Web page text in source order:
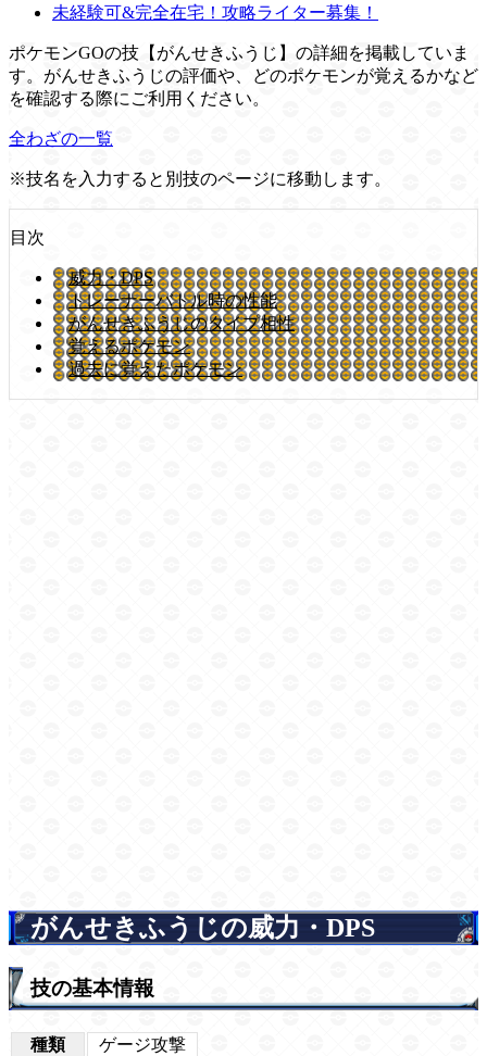
未経験可&完全在宅！攻略ライター募集！
ポケモンGOの技【がんせきふうじ】の詳細を掲載していま
す。がんせきふうじの評価や、どのポケモンが覚えるかなど
を確認する際にご利用ください。
全わざの一覧
※技名を入力すると別技のページに移動します。
目次
威力・DPS
トレーナーバトル時の性能
がんせきふうじのタイプ相性
覚えるポケモン
過去に覚えたポケモン
がんせきふうじの威力・DPS
技の基本情報
種類
ゲージ攻撃